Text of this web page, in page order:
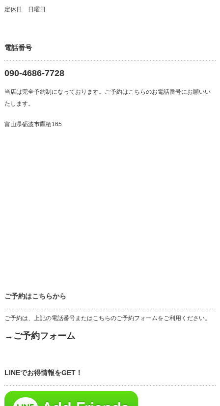
定休日 日曜日
電話番号
090-4686-7728
当店は完全予約制になっております。ご予約はこちらのお電話番号にお願いい
たします。
富山県砺波市鷹栖165
ご予約はこちらから
ご予約は、上記の電話番号またはこちらのご予約フォームをご利用ください。
→ご予約フォーム
LINEでお得情報をGET！